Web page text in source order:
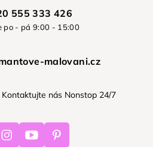
555 333 426
po - pá 9:00 - 15:00
malovani.cz
Kontaktujte nás Nonstop 24/7
InstagramYoutube Pinterest